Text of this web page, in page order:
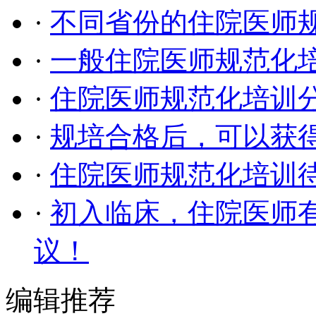
· 不同省份的住院医师
· 一般住院医师规范化
· 住院医师规范化培训
· 规培合格后，可以获
· 住院医师规范化培训
· 初入临床，住院医师
议！
编辑推荐